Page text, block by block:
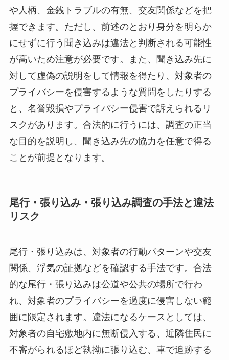
や人柄、金銭トラブルの有無、交友関係などを把
握できます。ただし、前述のとおり身分を明らか
にせずに行う聞き込みは違法と判断される可能性
が高いため注意が必要です。また、聞き込み先に
対して虚偽の説明をして情報を得たり、対象者の
プライバシーを侵害するような質問をしたりする
と、名誉毀損やプライバシー侵害で訴えられるリ
スクがあります。合法的に行うには、調査の正当
な目的を説明し、聞き込み先の協力を任意で得る
ことが前提となります。
尾行・張り込み・張り込み調査の手法と違法
リスク
尾行・張り込みは、対象者の行動パターンや交友
関係、浮気の証拠などを確認する手法です。合法
的な尾行・張り込みは公道や公共の場所で行わ
れ、対象者のプライバシーを過度に侵害しない範
囲に限定されます。違法になるケースとしては、
対象者の自宅敷地内に無断侵入する、近隣住民に
不審がられるほど執拗に張り込む、車で追跡する